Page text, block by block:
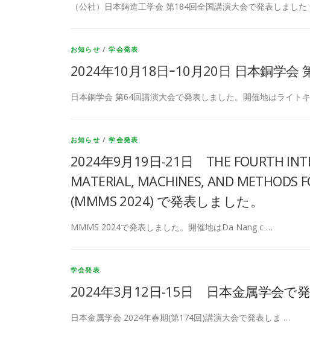
（公社）日本鋳造工学会 第184回全国講演大会で発表しまし
お知らせ /学会発表
2024年10月18日ｰ10月20日 日本銅学会
日本銅学会 第64回講演大会で発表しました。開催地はライト
お知らせ /学会発表
2024年9月19日-21日 THE FOURTH
MATERIAL, MACHINES, AND METHODS
(MMMS 2024) で発表しました。
MMMS 2024で発表しました。開催地はDa Nang c …
学会発表
2024年3月12日-15日 日本金属学会で発
日本金属学会 2024年春期(第174回)講演大会で発表しま …